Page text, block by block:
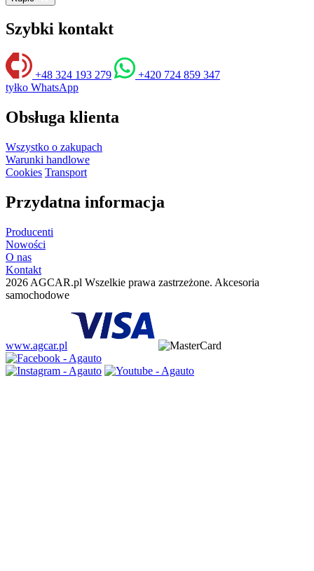
Szybki kontakt
+48 324 193 279
+420 724 859 347
tyłko WhatsApp
Obsługa klienta
Wszystko o zakupach
Warunki handlowe
Cookies Transport
Przydatna informacja
Producenti
Nowości
O nas
Kontakt
2026 AGCAR.pl Wszelkie prawa zastrzeżone. Akcesoria
samochodowe
www.agcar.pl